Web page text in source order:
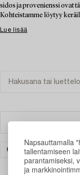
Napsauttamalla
tallentamiseen
parantamiseksi,
ja
sidos ja provenienssi ovat
Kohteistamme löytyy
Lue lisää
KIRJAT &